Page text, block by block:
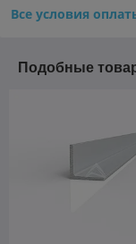
Все условия
Подобные